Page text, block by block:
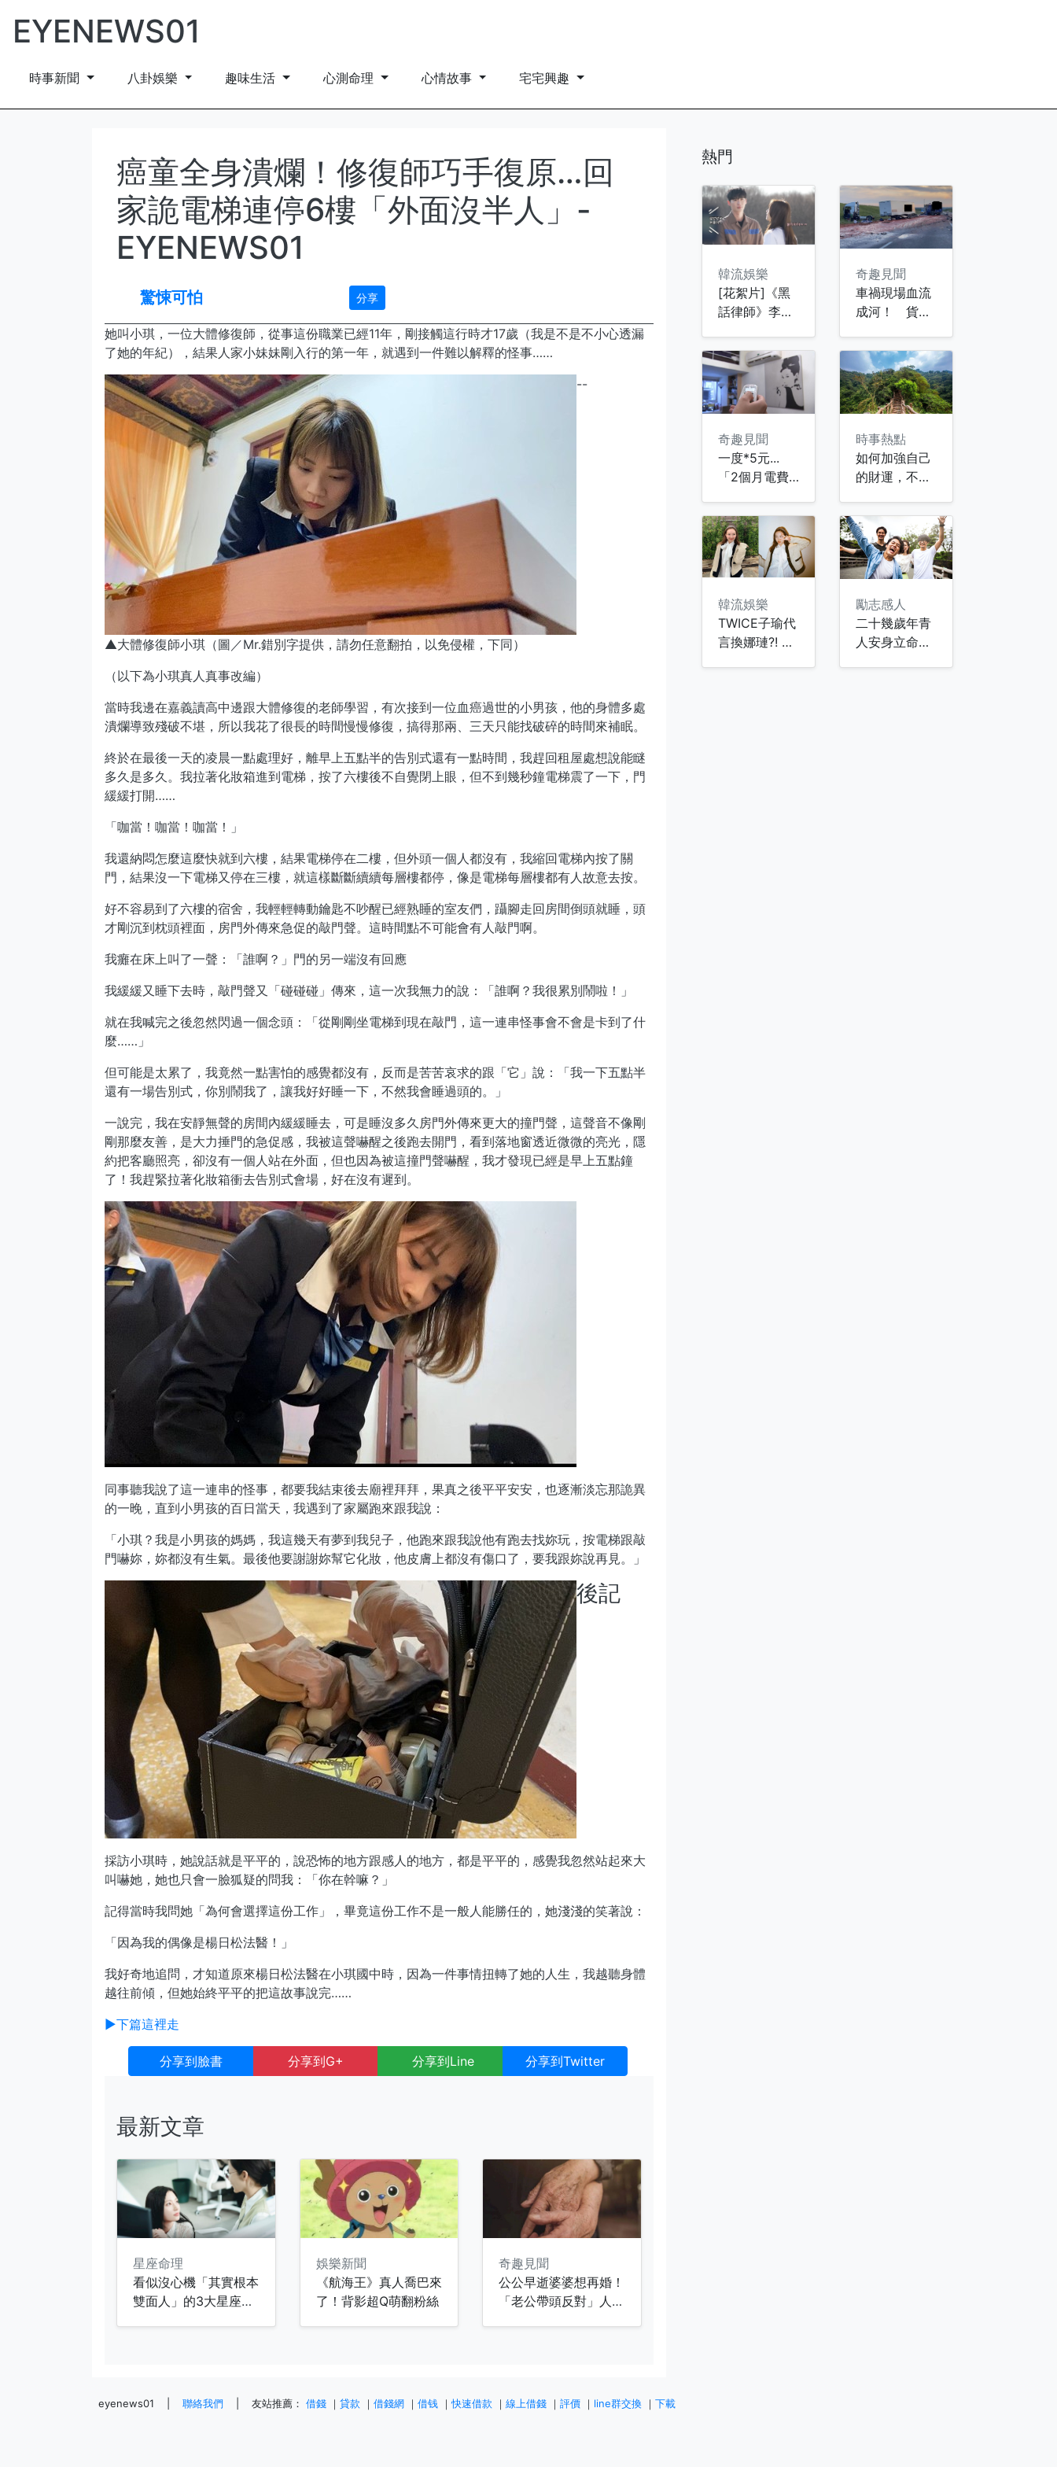
EYENEWS01
時事新聞 八卦娛樂 趣味生活 心測命理 心情故事 宅宅興趣
癌童全身潰爛！修復師巧手復原…回
家詭電梯連停6樓「外面沒半人」-
EYENEWS01
驚悚可怕 分享
她叫小琪，一位大體修復師，從事這份職業已經11年，剛接觸這行時才17歲（我是不是不小心透漏
了她的年紀），結果人家小妹妹剛入行的第一年，就遇到一件難以解釋的怪事……
▲大體修復師小琪（圖／Mr.錯別字提供，請勿任意翻拍，以免侵權，下同）
--
（以下為小琪真人真事改編）
當時我邊在嘉義讀高中邊跟大體修復的老師學習，有次接到一位血癌過世的小男孩，他的身體多處
潰爛導致殘破不堪，所以我花了很長的時間慢慢修復，搞得那兩、三天只能找破碎的時間來補眠。
終於在最後一天的凌晨一點處理好，離早上五點半的告別式還有一點時間，我趕回租屋處想說能瞇
多久是多久。我拉著化妝箱進到電梯，按了六樓後不自覺閉上眼，但不到幾秒鐘電梯震了一下，門
緩緩打開……
「咖當！咖當！咖當！」
我還納悶怎麼這麼快就到六樓，結果電梯停在二樓，但外頭一個人都沒有，我縮回電梯內按了關
門，結果沒一下電梯又停在三樓，就這樣斷斷續續每層樓都停，像是電梯每層樓都有人故意去按。
好不容易到了六樓的宿舍，我輕輕轉動鑰匙不吵醒已經熟睡的室友們，躡腳走回房間倒頭就睡，頭
才剛沉到枕頭裡面，房門外傳來急促的敲門聲。這時間點不可能會有人敲門啊。
我癱在床上叫了一聲：「誰啊？」門的另一端沒有回應
我緩緩又睡下去時，敲門聲又「碰碰碰」傳來，這一次我無力的說：「誰啊？我很累別鬧啦！」
就在我喊完之後忽然閃過一個念頭：「從剛剛坐電梯到現在敲門，這一連串怪事會不會是卡到了什
麼……」
但可能是太累了，我竟然一點害怕的感覺都沒有，反而是苦苦哀求的跟「它」說：「我一下五點半
還有一場告別式，你別鬧我了，讓我好好睡一下，不然我會睡過頭的。」
一說完，我在安靜無聲的房間內緩緩睡去，可是睡沒多久房門外傳來更大的撞門聲，這聲音不像剛
剛那麼友善，是大力捶門的急促感，我被這聲嚇醒之後跑去開門，看到落地窗透近微微的亮光，隱
約把客廳照亮，卻沒有一個人站在外面，但也因為被這撞門聲嚇醒，我才發現已經是早上五點鐘
了！我趕緊拉著化妝箱衝去告別式會場，好在沒有遲到。
同事聽我說了這一連串的怪事，都要我結束後去廟裡拜拜，果真之後平平安安，也逐漸淡忘那詭異
的一晚，直到小男孩的百日當天，我遇到了家屬跑來跟我說：
「小琪？我是小男孩的媽媽，我這幾天有夢到我兒子，他跑來跟我說他有跑去找妳玩，按電梯跟敲
門嚇妳，妳都沒有生氣。最後他要謝謝妳幫它化妝，他皮膚上都沒有傷口了，要我跟妳說再見。」
後記
採訪小琪時，她說話就是平平的，說恐怖的地方跟感人的地方，都是平平的，感覺我忽然站起來大
叫嚇她，她也只會一臉狐疑的問我：「你在幹嘛？」
記得當時我問她「為何會選擇這份工作」，畢竟這份工作不是一般人能勝任的，她淺淺的笑著說：
「因為我的偶像是楊日松法醫！」
我好奇地追問，才知道原來楊日松法醫在小琪國中時，因為一件事情扭轉了她的人生，我越聽身體
越往前傾，但她始終平平的把這故事說完……
►下篇這裡走
分享到臉書 分享到G+ 分享到Line 分享到Twitter
最新文章
星座命理
看似沒心機「其實根本
雙面人」的3大星座！
娛樂新聞
《航海王》真人喬巴來
了！背影超Q萌翻粉絲
奇趣見聞
公公早逝婆婆想再婚！
「老公帶頭反對」人妻
熱門
韓流娛樂
[花絮片]《黑
話律師》李鍾
見劇中愛妻潤
娥就淚眼汪
汪！導演只好
喊卡
奇趣見聞
車禍現場血流
成河！ 貨車
炸出」網興奮
喊：想吃義大
利麵
奇趣見聞
一度*5元...
「2個月電費6
疑被偷電 用電
習慣網戰翻
時事熱點
如何加強自己
的財運，不要
韓流娛樂
TWICE子瑜代
言換娜璉?! 網
勵志感人
二十幾歲年青
人安身立命的
eyenews01 聯絡我們 友站推薦： 借錢 ｜ 貸款 ｜ 借錢網 ｜ 借钱 ｜快速借款 ｜ 線上借錢 ｜ 評價 ｜ line群交換 ｜ 下載